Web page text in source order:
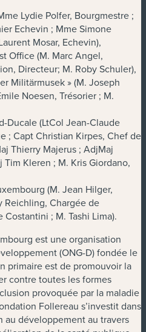
Lydie Polfer, Bourgmestre ;
Echevin ; Mme Simone
Mosar, Echevin),
Office (M. Marc Angel,
Directeur; M. Roby Schuler),
Militärmusek » (M. Joseph
Noesen, Trésorier ; M.
Ducale (LtCol Jean-Claude
; Capt Christian Kirpes, Chef de
Thierry Majerus ; AdjMaj
Kleren ; M. Kris Giordano,
(M. Jean Hilger,
Reichling, Chargée de
; M. Tashi Lima).
est une organisation
(ONG-D) fondée le
primaire est de promouvoir la
contre toutes les formes
provoquée par la maladie
Follereau s’investit dans
au développement au travers